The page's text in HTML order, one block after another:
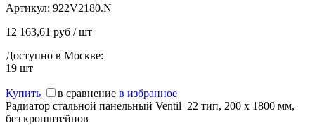
Артикул: 922V2180.N
12 163,61 руб / шт
Доступно в Москве:
19 шт
Купить в сравнение в избранное
Радиатор стальной панельный Ventil 22 тип, 200 х 1800 мм,
без кронштейнов